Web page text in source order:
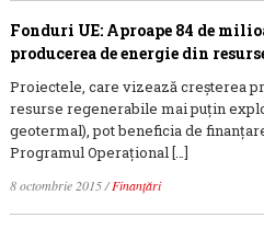
Fonduri UE: Aproape 84 de
producerea de energie din
Proiectele, care vizează creșterea
resurse regenerabile mai puțin
geotermal), pot beneficia de
Programul Operațional […]
8 octombrie 2015/Finanțări